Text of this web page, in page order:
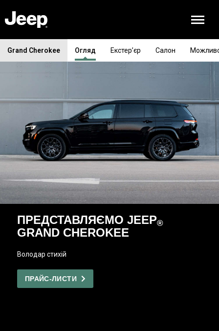
Grand Cherokee Огляд Екстер’єр Салон
ПРЕДСТАВ­ЛЯЄМО JEEP®
GRAND CHEROKEE
Володар стихій
ПРАЙС-ЛИСТИ